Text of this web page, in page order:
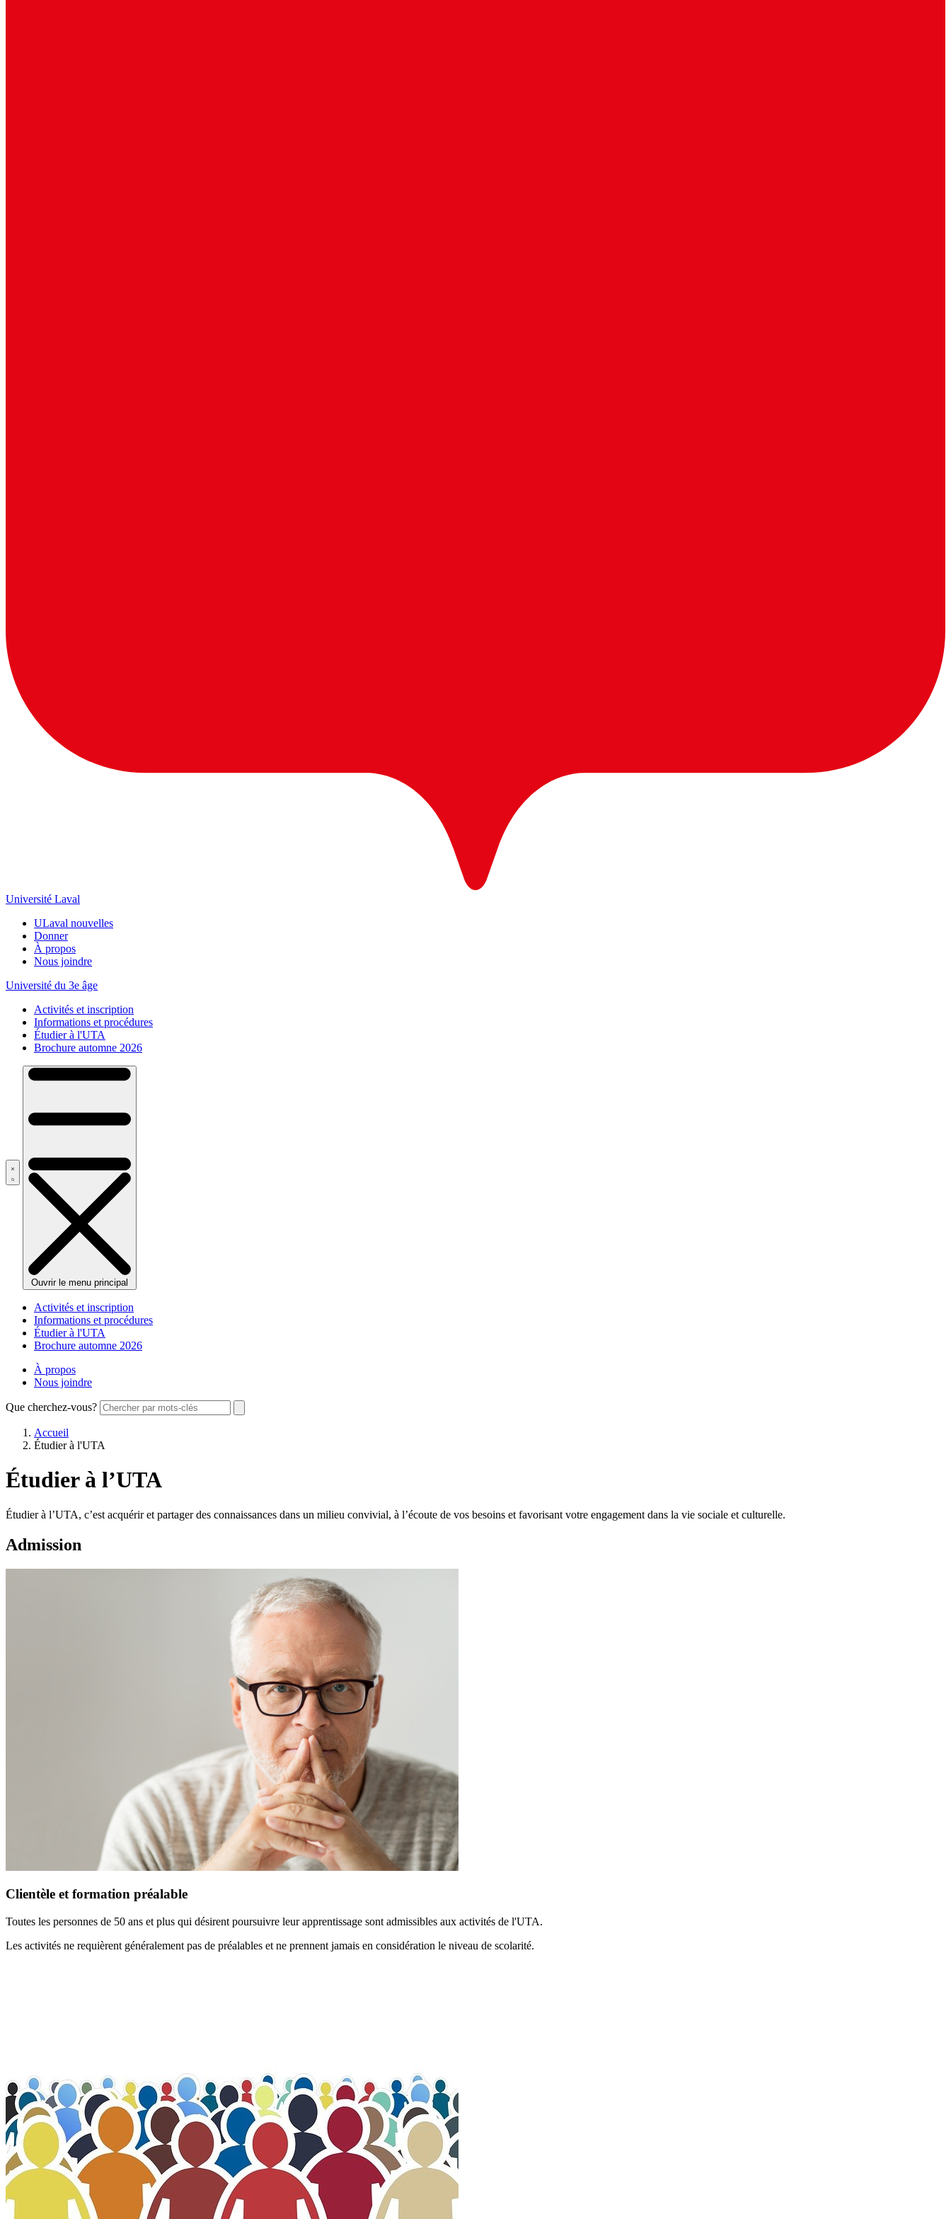
Université Laval
ULaval nouvelles
Donner
À propos
Nous joindre
Université du 3e âge
Activités et inscription
Informations et procédures
Étudier à l'UTA
Brochure automne 2026
Ouvrir le menu principal
Activités et inscription
Informations et procédures
Étudier à l'UTA
Brochure automne 2026
À propos
Nous joindre
Que cherchez-vous?
Accueil
Étudier à l'UTA
Étudier à l’UTA
Étudier à l’UTA, c’est acquérir et partager des connaissances dans un milieu convivial, à l’écoute de vos besoins et favorisant votre engagement dans la vie sociale et culturelle.
Admission
Clientèle et formation préalable
Toutes les personnes de 50 ans et plus qui désirent poursuivre leur apprentissage sont admissibles aux activités de l'UTA.
Les activités ne requièrent généralement pas de préalables et ne prennent jamais en considération le niveau de scolarité.